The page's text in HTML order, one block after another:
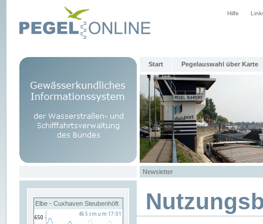
Hilfe
Start Pegelauswahl über Karte
Newsletter
Elbe - Cuxhaven Steubenhöft